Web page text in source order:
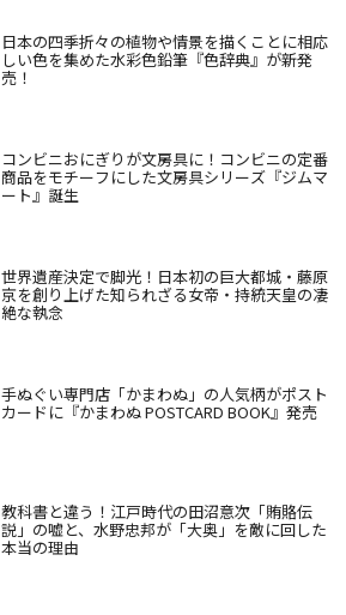
日本の四季折々の植物や情景を描くことに相応
しい色を集めた水彩色鉛筆『色辞典』が新発
売！
コンビニおにぎりが文房具に！コンビニの定番
商品をモチーフにした文房具シリーズ『ジムマ
ート』誕生
世界遺産決定で脚光！日本初の巨大都城・藤原
京を創り上げた知られざる女帝・持統天皇の凄
絶な執念
手ぬぐい専門店「かまわぬ」の人気柄がポスト
カードに『かまわぬ POSTCARD BOOK』発売
教科書と違う！江戸時代の田沼意次「賄賂伝
説」の嘘と、水野忠邦が「大奥」を敵に回した
本当の理由